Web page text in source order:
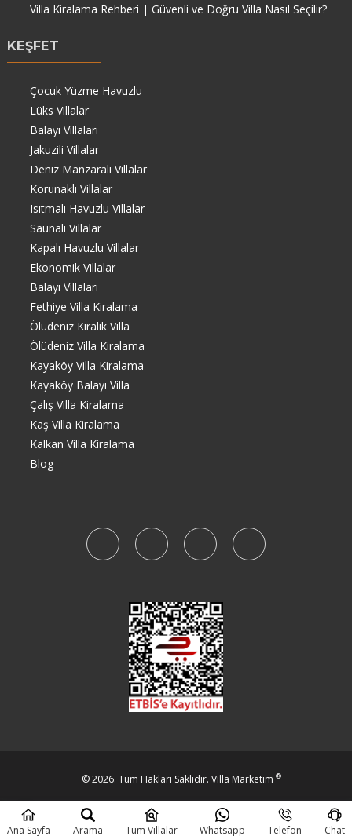
Villa Kiralama Rehberi | Güvenli ve Doğru Villa Nasıl Seçilir?
KEŞFET
Çocuk Yüzme Havuzlu
Lüks Villalar
Balayı Villaları
Jakuzili Villalar
Deniz Manzaralı Villalar
Korunaklı Villalar
Isıtmalı Havuzlu Villalar
Saunalı Villalar
Kapalı Havuzlu Villalar
Ekonomik Villalar
Balayı Villaları
Fethiye Villa Kiralama
Ölüdeniz Kiralık Villa
Ölüdeniz Villa Kiralama
Kayaköy Villa Kiralama
Kayaköy Balayı Villa
Çalış Villa Kiralama
Kaş Villa Kiralama
Kalkan Villa Kiralama
Blog
© 2026. Tüm Hakları Saklıdır. Villa Marketim ®
Ana Sayfa
Arama Tüm Villalar Whatsapp Telefon Chat